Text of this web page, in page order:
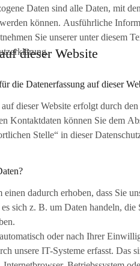
Daten sind alle Daten, mit
können. Ausführliche
Sie unserer unter diesem
dieser Website
die Datenerfassung auf dieser
dieser Website erfolgt durch den
Kontaktdaten können Sie dem
Stelle“ in dieser
dadurch erhoben, dass Sie
sich z. B. um Daten handeln, die
oder nach Ihrer
unsere IT-Systeme erfasst. Das